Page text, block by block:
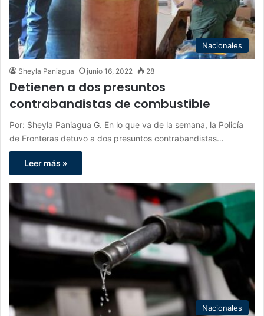
Nacionales
Sheyla Paniagua junio 16, 2022 28
Detienen a dos presuntos
contrabandistas de combustible
Por: Sheyla Paniagua G. En lo que va de la semana, la Policía
de Fronteras detuvo a dos presuntos contrabandistas…
Leer más »
Nacionales